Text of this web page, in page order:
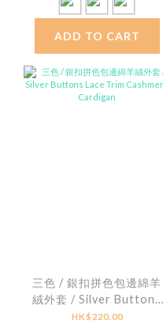
ADD TO CART
三色 / 銀扣拼色包邊綿羊
絨外套 / Silver Buttons
Lace Trim Cashmere
HK$220.00